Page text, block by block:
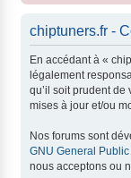
chiptuners.fr -
En accédant à «
légalement
qu’il soit prudent
mises à jour et/ou
Nos forums sont
GNU General
nous acceptons ou